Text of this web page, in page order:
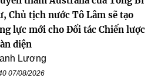
Chủ tịch nước Tô Lâm sẽ tạo
lực mới cho Đối tác Chiến lược
diện
Lương
07/08/2026